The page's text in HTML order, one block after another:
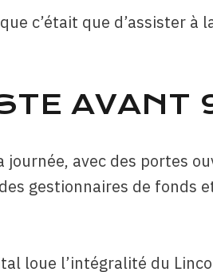
c’était que d’assister à
AVANT
avec des portes
gestionnaires de fonds
loue l’intégralité du